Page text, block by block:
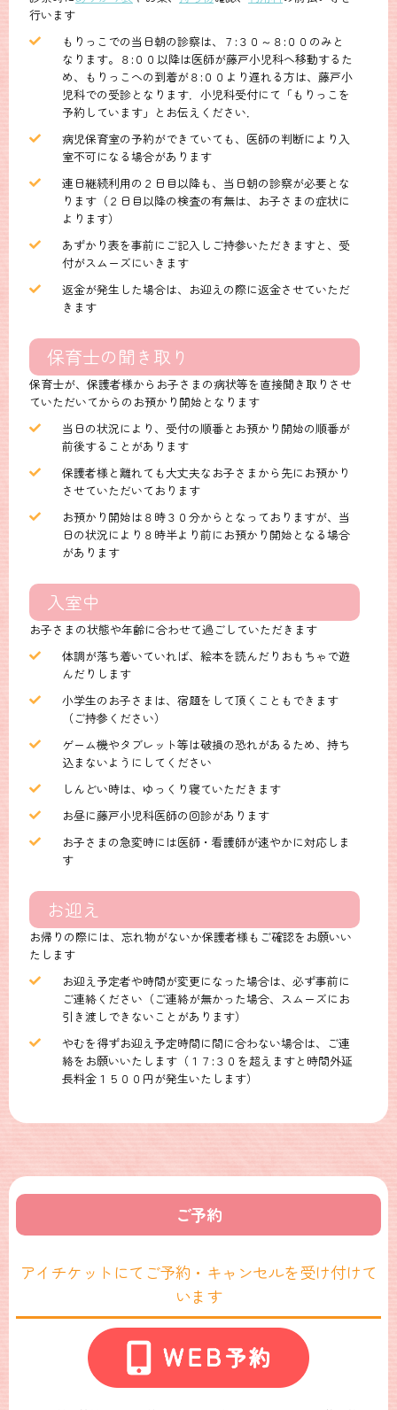
行います
もりっこでの当日朝の診察は、７:３０～８:００のみと
なります。８:００以降は医師が藤戸小児科へ移動するた
め、もりっこへの到着が８:００より遅れる方は、藤戸小
児科での受診となります．小児科受付にて「もりっこを
予約しています」とお伝えください．
病児保育室の予約ができていても、医師の判断により入
室不可になる場合があります
連日継続利用の２日目以降も、当日朝の診察が必要とな
ります（２日目以降の検査の有無は、お子さまの症状に
よります）
あずかり表を事前にご記入しご持参いただきますと、受
付がスムーズにいきます
返金が発生した場合は、お迎えの際に返金させていただ
きます
保育士の聞き取り
保育士が、保護者様からお子さまの病状等を直接聞き取りさせ
ていただいてからのお預かり開始となります
当日の状況により、受付の順番とお預かり開始の順番が
前後することがあります
保護者様と離れても大丈夫なお子さまから先にお預かり
させていただいております
お預かり開始は８時３０分からとなっておりますが、当
日の状況により８時半より前にお預かり開始となる場合
があります
入室中
お子さまの状態や年齢に合わせて過ごしていただきます
体調が落ち着いていれば、絵本を読んだりおもちゃで遊
んだりします
小学生のお子さまは、宿題をして頂くこともできます
（ご持参ください）
ゲーム機やタブレット等は破損の恐れがあるため、持ち
込まないようにしてください
しんどい時は、ゆっくり寝ていただきます
お昼に藤戸小児科医師の回診があります
お子さまの急変時には医師・看護師が速やかに対応しま
す
お迎え
お帰りの際には、忘れ物がないか保護者様もご確認をお願いい
たします
お迎え予定者や時間が変更になった場合は、必ず事前に
ご連絡ください（ご連絡が無かった場合、スムーズにお
引き渡しできないことがあります）
やむを得ずお迎え予定時間に間に合わない場合は、ご連
絡をお願いいたします（１７:３０を超えますと時間外延
長料金１５００円が発生いたします）
ご予約
アイチケットにてご予約・キャンセルを受け付けて
います